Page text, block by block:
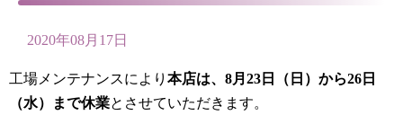
2020年08月17日
工場メンテナンスにより 本店は、8月23日（日）から26日
（水）まで休業とさせていただきます。